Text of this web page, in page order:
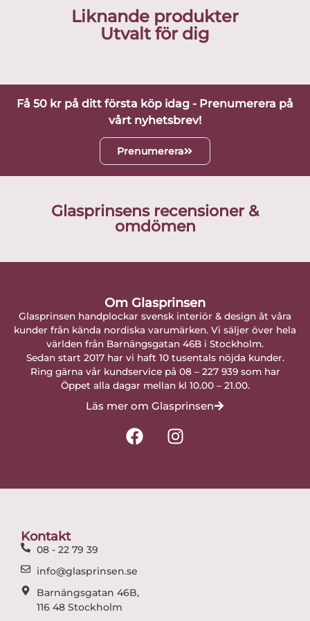
Liknande produkter
Utvalt för dig
Få 50 kr på ditt första köp idag - Prenumerera på
vårt nyhetsbrev!
Prenumerera
Glasprinsens recensioner &
omdömen
Om Glasprinsen
Glasprinsen handplockar svensk interiör & design åt våra
kunder från kända nordiska varumärken. Vi säljer över hela
världen från Barnängsgatan 46B i Stockholm.
Sedan start 2017 har vi haft 10 tusentals nöjda kunder.
Ring gärna vår kundservice på 08 – 227 939 som har
Öppet alla dagar mellan kl 10.00 – 21.00.
Läs mer om Glasprinsen
F
a
I
n
Kontakt
08 - 22 79 39
info@glasprinsen.se
Barnängsgatan 46B,
116 48 Stockholm